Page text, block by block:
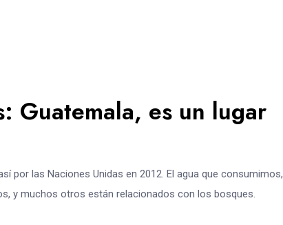
Guatemala, es un lugar
por las Naciones Unidas en 2012. El agua que consumimos,
y muchos otros están relacionados con los bosques.